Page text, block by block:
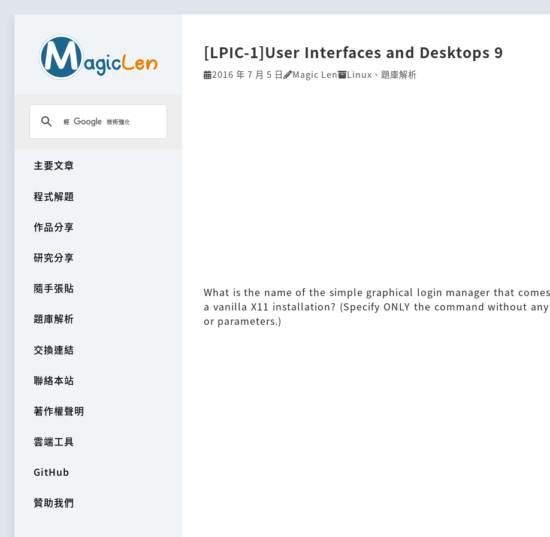
主要文章
程式解題
作品分享
研究分享
隨手張貼
題庫解析
交換連結
聯絡本站
著作權聲明
雲端工具
GitHub
贊助我們
[LPIC-1]User Interfaces and Desktops 9
2016 年 7 月 5 日 Magic Len Linux 、 題庫解析
What is the name of the simple graphical login manager that
a vanilla X11 installation? (Specify ONLY the command without
or parameters.)